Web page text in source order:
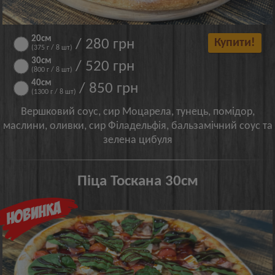
20см
(375 г / 8 шт) / 280 грн
30см
(800 г / 8 шт) / 520 грн
40см
(1300 г / 8 шт) / 850 грн
Купити!
Вершковий соус, сир Моцарела, тунець, помідор,
маслини, оливки, сир Філадельфія, бальзамічний соус та
зелена цибуля
Піца Тоскана 30см